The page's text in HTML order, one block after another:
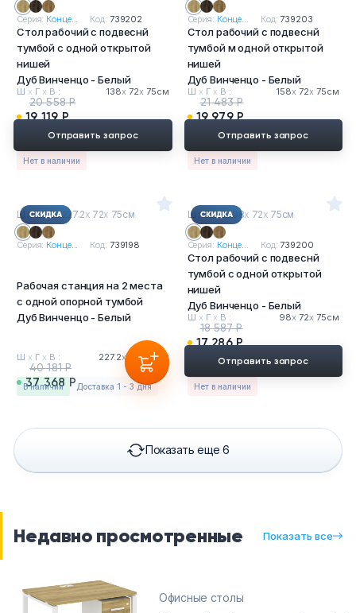
Серия: Конце... Код: 739202
Стол рабочий с подвеснй
тумбой с одной открытой
нишей
Дуб Винченцо - Белый
Ш х Г х В : 138х72х75см
19 119 Р
20 558 Р
Нет в наличии
Отправить запрос
Серия: Конце... Код: 739203
Стол рабочий с подвеснй
тумбой м одной открытой
нишей
Дуб Винченцо - Белый
Ш х Г х В : 158х 72х 75см
19 979 Р
21 483 Р
Нет в наличии
Отправить запрос
Ш хГхВ : 227.2х 72х 75см
Серия: Конце... Код: 739198
Рабочая станция на 2 места
с одной опорной тумбой
Дуб Винченцо - Белый
Ш х Г х В : 227.2х72х75см
37 368 Р
40 181 Р
в наличии Доставка 1 - 3 дня
Ш хГхВ : 98х 72х 75см
Серия: Конце... Код: 739200
Стол рабочий с подвеснй
тумбой с одной открытой
нишей
Дуб Винченцо - Белый
Ш х Г х В : 98х 72х 75см
17 286 Р
18 587 Р
Нет в наличии
Отправить запрос
Показать еще 6
Недавно просмотренные Показать все
Офисные столы